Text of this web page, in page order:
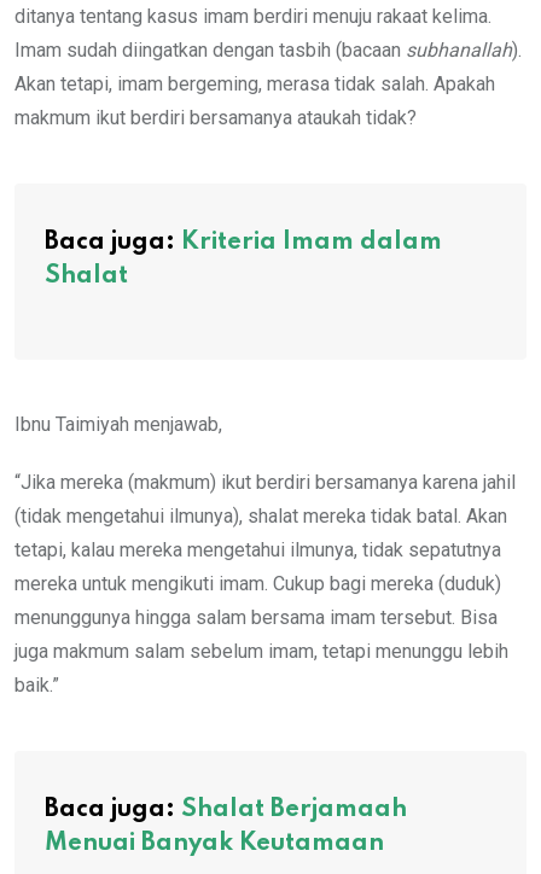
ditanya tentang kasus imam berdiri menuju rakaat kelima.
Imam sudah diingatkan dengan tasbih (bacaan subhanallah).
Akan tetapi, imam bergeming, merasa tidak salah. Apakah
makmum ikut berdiri bersamanya ataukah tidak?
Baca juga: Kriteria Imam dalam
Shalat
Ibnu Taimiyah menjawab,
“Jika mereka (makmum) ikut berdiri bersamanya karena jahil
(tidak mengetahui ilmunya), shalat mereka tidak batal. Akan
tetapi, kalau mereka mengetahui ilmunya, tidak sepatutnya
mereka untuk mengikuti imam. Cukup bagi mereka (duduk)
menunggunya hingga salam bersama imam tersebut. Bisa
juga makmum salam sebelum imam, tetapi menunggu lebih
baik.”
Baca juga: Shalat Berjamaah
Menuai Banyak Keutamaan